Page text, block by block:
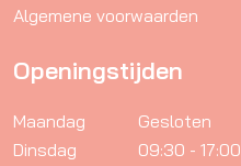
Algemene voorwaarden
Openingstijden
Maandag
Gesloten
Dinsdag
09:30 - 17:00